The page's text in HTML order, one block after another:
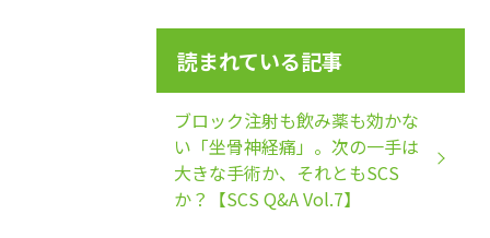
読まれている記事
ブロック注射も飲み薬も効かな
い「坐骨神経痛」。次の一手は
大きな手術か、それともSCS
か？【SCS Q&A Vol.7】